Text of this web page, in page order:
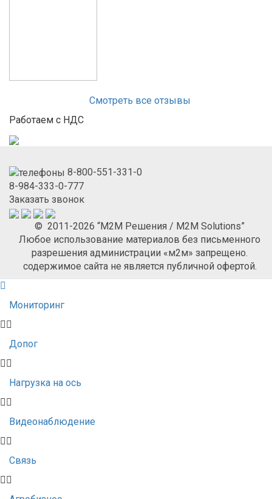
Смотреть все отзывы
Работаем с НДС
8-800-551-331-0
8-984-333-0-777
Заказать звонок
© 2011-2026 “М2М Решения / M2M Solutions”
Любое использование материалов без письменного
разрешения администрации «м2м» запрещено.
содержимое сайта не является публичной офертой.
Мониторинг
Допог
Нагрузка на ось
Видеонаблюдение
Связь